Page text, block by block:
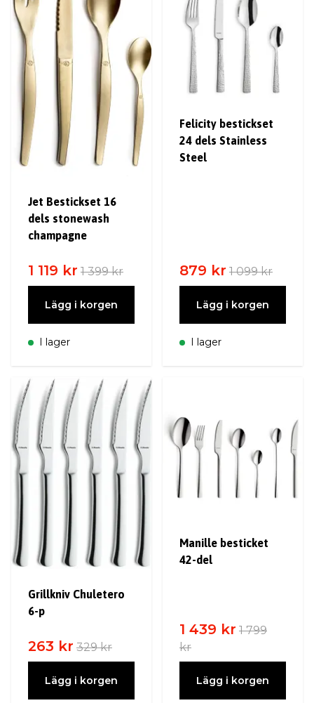
Jet Bestickset 16
dels stonewash
champagne
1 119 kr 1 399 kr
Lägg i korgen
I lager
Felicity bestickset
24 dels Stainless
Steel
879 kr 1 099 kr
Lägg i korgen
I lager
Grillkniv Chuletero
6-p
263 kr 329 kr
Lägg i korgen
Manille besticket
42-del
1 439 kr 1 799
kr
Lägg i korgen